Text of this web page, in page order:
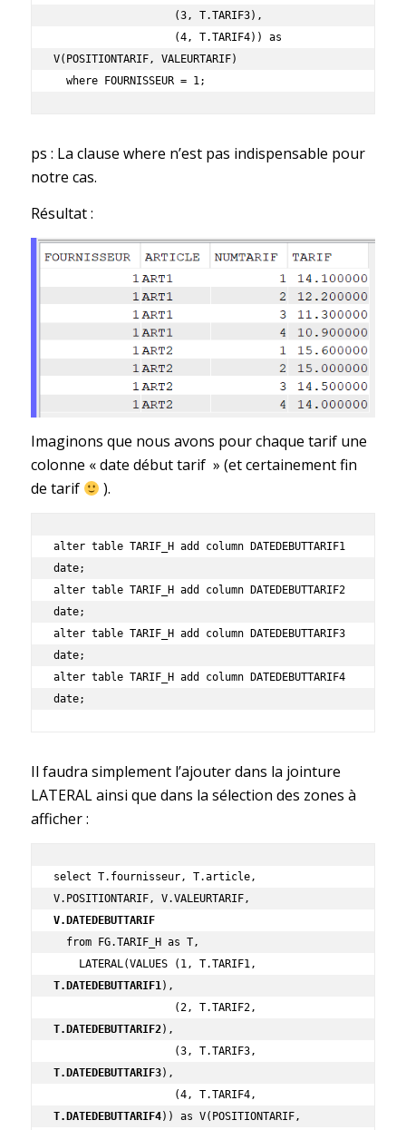
V(POSITIONTARIF, VALEURTARIF)
  where FOURNISSEUR = 1;
ps : La clause where n’est pas indispensable pour
notre cas.
Résultat :
Imaginons que nous avons pour chaque tarif une
colonne « date début tarif » (et certainement fin
de tarif
).
alter table TARIF_H add column DATEDEBUTTARIF1
date;
alter table TARIF_H add column DATEDEBUTTARIF2
date;
alter table TARIF_H add column DATEDEBUTTARIF3
date;
alter table TARIF_H add column DATEDEBUTTARIF4
Il faudra simplement l’ajouter dans la jointure
LATERAL ainsi que dans la sélection des zones à
afficher :
select T.fournisseur, T.article,
V.DATEDEBUTTARIF
T.DATEDEBUTTARIF1 ),
T.DATEDEBUTTARIF2),
T.DATEDEBUTTARIF3),
T.DATEDEBUTTARIF4)) as V(POSITIONTARIF,